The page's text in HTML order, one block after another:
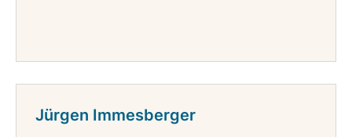
Jürgen Immesberger